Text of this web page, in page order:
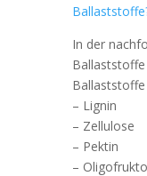
In der
– Lignin
– Zellulose
– Pektin
–